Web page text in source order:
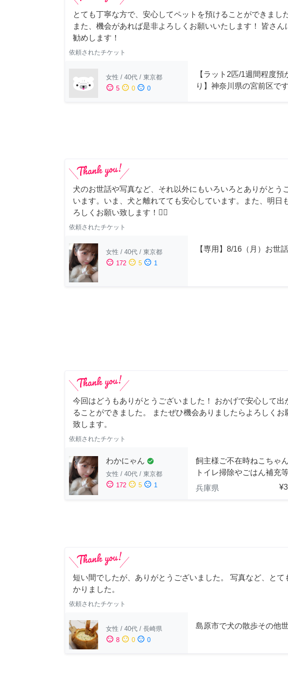
とても丁寧な方で、安心してペットを預けることができまし
また、機会があれば是非よろしくお願いいたします！ 皆さん
勧めします！
依頼されたチケット
女性 / 40代 / 東京都
sentiment_satisfied 5 sentiment_neutral 0 sentiment_dissatisfied 0
【ラット2匹/1週間程度預
り】神奈川県の宮前区です
犬のお世話や写真など、それ以外にもいろいろとありがとう
います。いま、犬と離れてても安心しています。また、明日
ろしくお願い致します！🙇‍♂️
依頼されたチケット
女性 / 40代 / 東京都
sentiment_satisfied 172 sentiment_neutral 5 sentiment_dissatisfied 1
【専用】8/16（月）お世
今回はどうもありがとうございました！ おかげで安心して出
ることができました。 またぜひ機会ありましたらよろしくお
致します。
依頼されたチケット
わかにゃん check_circle
女性 / 40代 / 東京都
sentiment_satisfied 172 sentiment_neutral 5 sentiment_dissatisfied 1
飼主様ご不在時ねこちゃ
トイレ掃除やごはん補充
兵庫県
短い間でしたが、ありがとうございました。 写真など、とて
かりました。
依頼されたチケット
女性 / 40代 / 長崎県
sentiment_satisfied 8 sentiment_neutral 0 sentiment_dissatisfied 0
島原市で犬の散歩その他